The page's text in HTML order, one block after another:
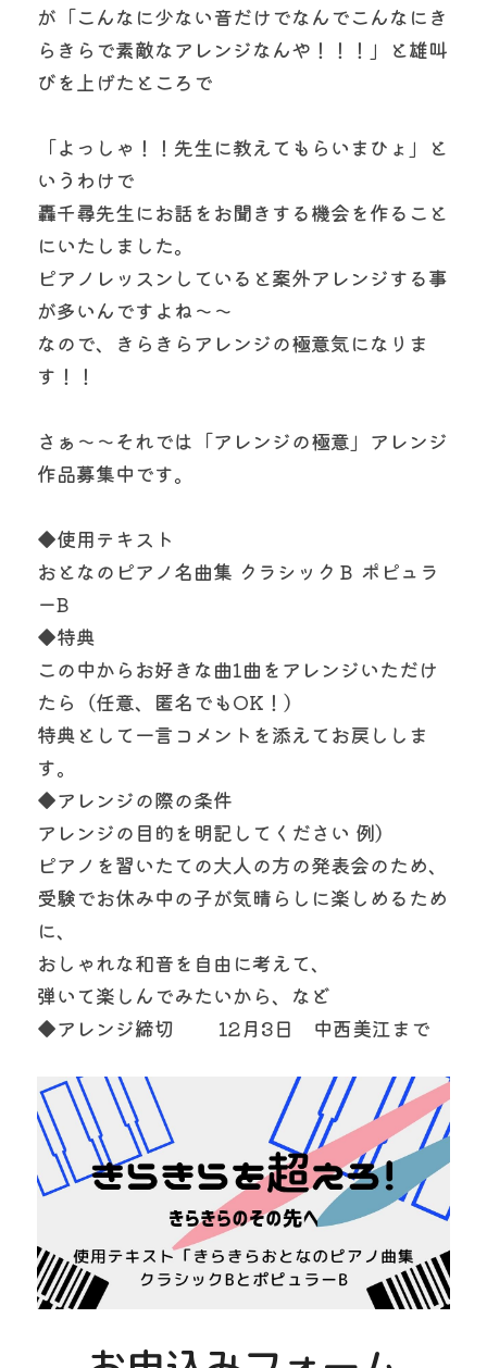
が「こんなに少ない音だけでなんでこんなにき
らきらで素敵なアレンジなんや！！！」と雄叫
びを上げたところで
「よっしゃ！！先生に教えてもらいまひょ」と
いうわけで
轟千尋先生にお話をお聞きする機会を作ること
にいたしました。
ピアノレッスンしていると案外アレンジする事
が多いんですよね〜〜
なので、きらきらアレンジの極意気になりま
す！！
さぁ〜〜それでは「アレンジの極意」アレンジ
作品募集中です。
◆使用テキスト
おとなのピアノ名曲集 クラシックＢ ポピュラ
ーB
◆特典
この中からお好きな曲1曲をアレンジいただけ
たら（任意、匿名でもOK！）
特典として一言コメントを添えてお戻ししま
す。
◆アレンジの際の条件
アレンジの目的を明記してください 例）
ピアノを習いたての大人の方の発表会のため、
受験でお休み中の子が気晴らしに楽しめるため
に、
おしゃれな和音を自由に考えて、
弾いて楽しんでみたいから、など
◆アレンジ締切 　　12月3日　中西美江まで